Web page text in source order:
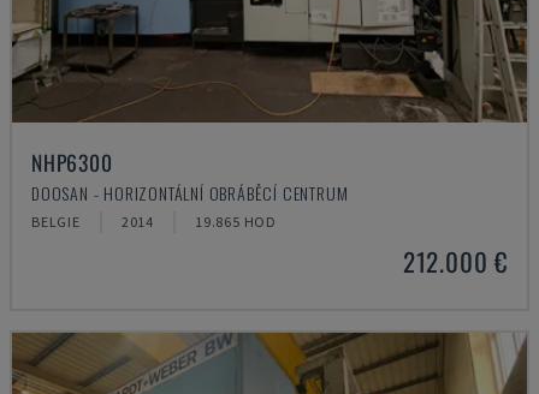
NHP6300
DOOSAN - HORIZONTÁLNÍ OBRÁBĚCÍ CENTRUM
BELGIE 2014 19.865 HOD
212.000 €